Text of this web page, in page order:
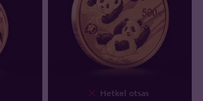
Hetkel otsas